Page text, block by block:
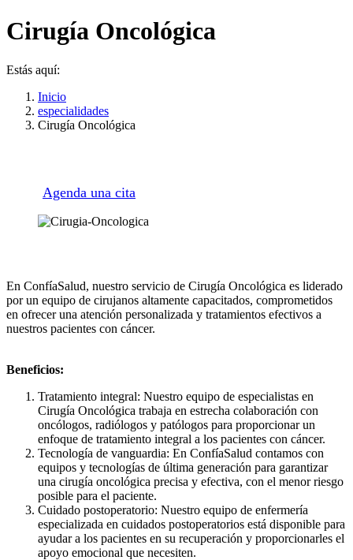
Cirugía Oncológica
Estás aquí:
Inicio
especialidades
Cirugía Oncológica
Agenda una cita
En ConfíaSalud, nuestro servicio de Cirugía Oncológica es liderado
por un equipo de cirujanos altamente capacitados, comprometidos
en ofrecer una atención personalizada y tratamientos efectivos a
nuestros pacientes con cáncer.
Beneficios:
Tratamiento integral: Nuestro equipo de especialistas en
Cirugía Oncológica trabaja en estrecha colaboración con
oncólogos, radiólogos y patólogos para proporcionar un
enfoque de tratamiento integral a los pacientes con cáncer.
Tecnología de vanguardia: En ConfíaSalud contamos con
equipos y tecnologías de última generación para garantizar
una cirugía oncológica precisa y efectiva, con el menor riesgo
posible para el paciente.
Cuidado postoperatorio: Nuestro equipo de enfermería
especializada en cuidados postoperatorios está disponible para
ayudar a los pacientes en su recuperación y proporcionarles el
apoyo emocional que necesiten.